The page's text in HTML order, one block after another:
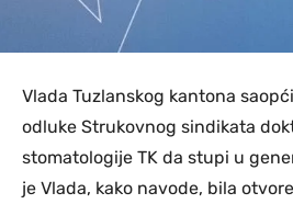
Vlada Tuzlanskog kantona
odluke Strukovnog sindikata
stomatologije TK da stupi u
je Vlada, kako navode, bila